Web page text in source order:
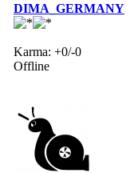
DIMA_GERMANY
Karma: +0/-0
Offline